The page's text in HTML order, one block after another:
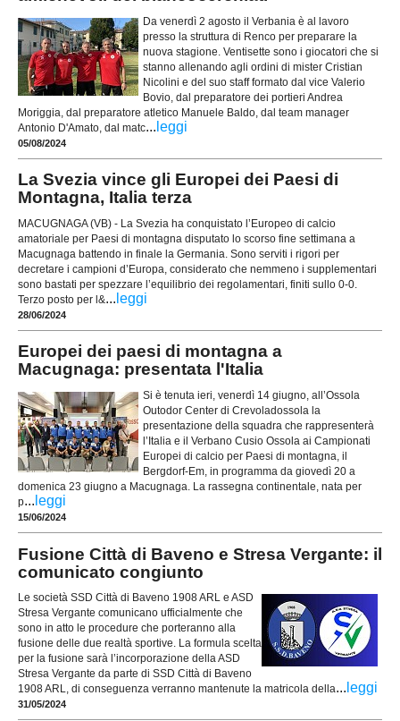
Da venerdì 2 agosto il Verbania è al lavoro
presso la struttura di Renco per preparare la
nuova stagione. Ventisette sono i giocatori che si
stanno allenando agli ordini di mister Cristian
Nicolini e del suo staff formato dal vice Valerio
Bovio, dal preparatore dei portieri Andrea
Moriggia, dal preparatore atletico Manuele Baldo, dal team manager
Antonio D'Amato, dal matc... leggi
05/08/2024
La Svezia vince gli Europei dei Paesi di
Montagna, Italia terza
MACUGNAGA (VB) - La Svezia ha conquistato l’Europeo di calcio
amatoriale per Paesi di montagna disputato lo scorso fine settimana a
Macugnaga battendo in finale la Germania. Sono serviti i rigori per
decretare i campioni d’Europa, considerato che nemmeno i supplementari
sono bastati per spezzare l’equilibrio dei regolamentari, finiti sullo 0-0.
Terzo posto per l&... leggi
28/06/2024
Europei dei paesi di montagna a
Macugnaga: presentata l'Italia
Si è tenuta ieri, venerdì 14 giugno, all’Ossola
Outodor Center di Crevoladossola la
presentazione della squadra che rappresenterà
l’Italia e il Verbano Cusio Ossola ai Campionati
Europei di calcio per Paesi di montagna, il
Bergdorf-Em, in programma da giovedì 20 a
domenica 23 giugno a Macugnaga. La rassegna continentale, nata per
p... leggi
15/06/2024
Fusione Città di Baveno e Stresa Vergante: il
comunicato congiunto
Le società SSD Città di Baveno 1908 ARL e ASD
Stresa Vergante comunicano ufficialmente che
sono in atto le procedure che porteranno alla
fusione delle due realtà sportive. La formula scelta
per la fusione sarà l’incorporazione della ASD
Stresa Vergante da parte di SSD Città di Baveno
1908 ARL, di conseguenza verranno mantenute la matricola della... leggi
31/05/2024